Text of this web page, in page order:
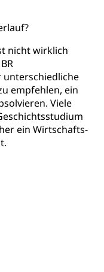
nicht wirklich
unterschiedliche
empfehlen, ein
Viele
ein Wirtschafts-